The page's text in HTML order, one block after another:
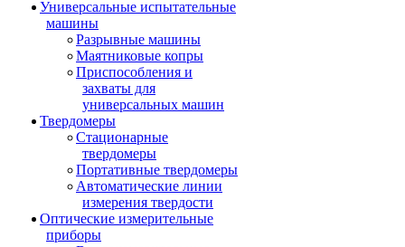
Универсальные испытательные
машины
Разрывные машины
Маятниковые копры
Приспособления и
захваты для
универсальных машин
Твердомеры
Стационарные
твердомеры
Портативные твердомеры
Автоматические линии
измерения твердости
Оптические измерительные
приборы